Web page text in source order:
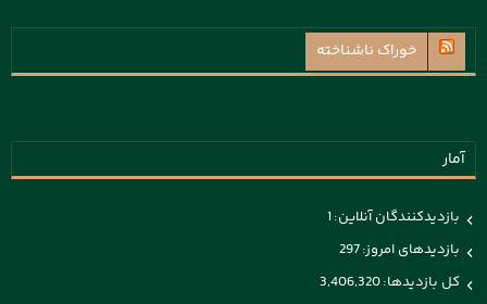
خوراک ناشناخته
آمار
بازدیدکنندگان آنلاین:1
بازدیدهای امروز:297
کل بازدیدها:3,406,320